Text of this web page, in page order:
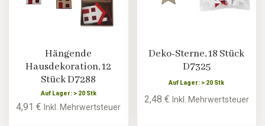
Hängende
Hausdekoration, 12
Stück D7288
Auf Lager: > 20 Stk
4,91 €Inkl. Mehrwertsteuer
Deko-Sterne, 18 Stück
D7325
Auf Lager: > 20 Stk
2,48 € Inkl. Mehrwertsteuer